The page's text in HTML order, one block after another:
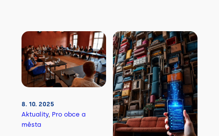
8. 10. 2025
Aktuality, Pro obce a
města